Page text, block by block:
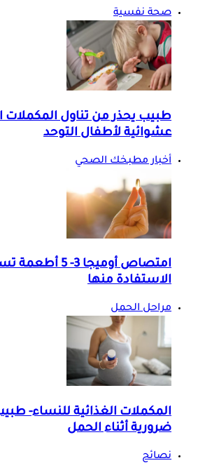
صحة نفسية
طبيب يحذر من تناول المكملات
عشوائية لأطفال التوحد
أخبار مطبخك الصحي
امتصاص أوميجا
الاستفادة منها
مراحل الحمل
المكملات الغذائية للنساء-
ضرورية أثناء الحمل
نصائح